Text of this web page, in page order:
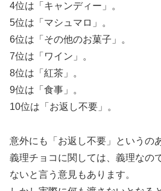
4位は「キャンディー」。
5位は「マシュマロ」。
6位は「その他のお菓子」。
7位は「ワイン」。
8位は「紅茶」。
9位は「食事」。
10位は「お返し不要」。
意外にも「お返し不要」というの
義理チョコに関しては、義理なの
ないと言う意見もあります。